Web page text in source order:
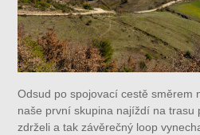
Odsud po spojovací cestě směrem
naše první skupina najíždí na trasu
zdrželi a tak závěrečný loop